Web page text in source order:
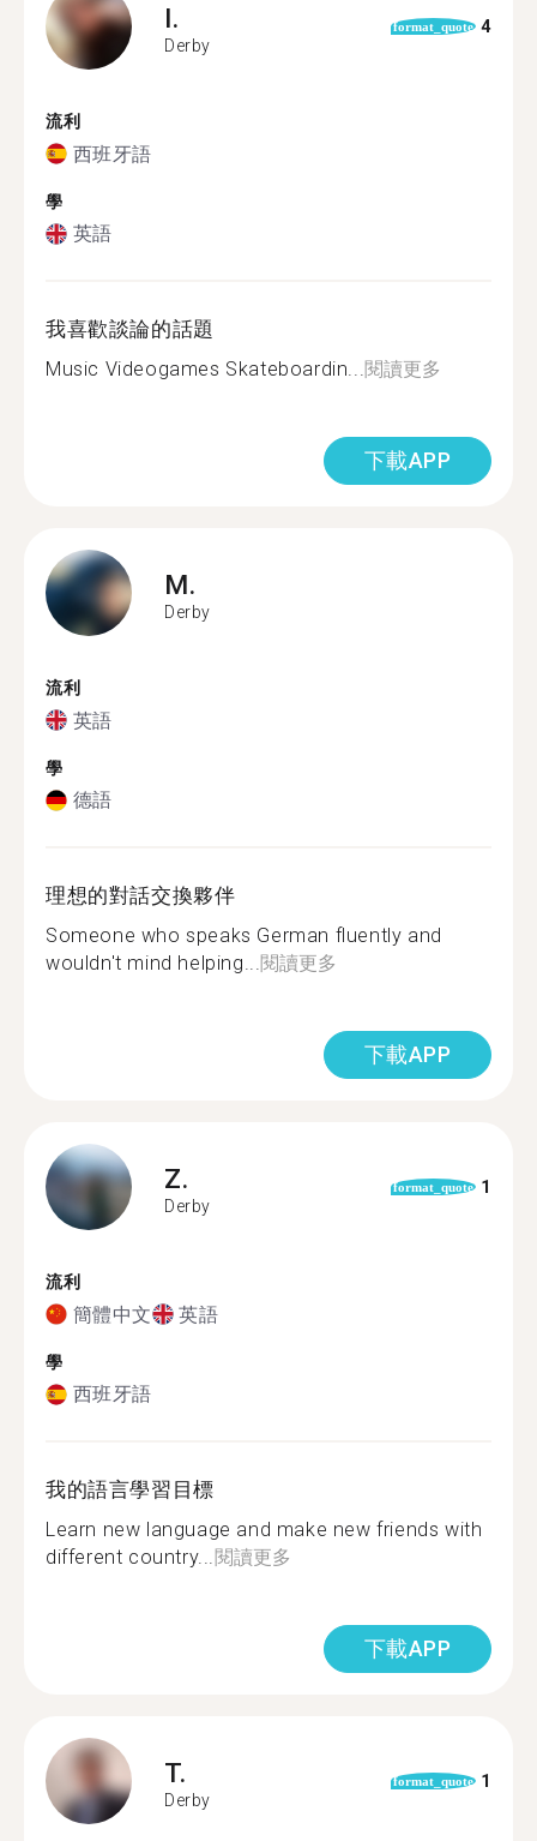
I.
Derby
format_quote 4
流利
西班牙語
學
英語
我喜歡談論的話題
Music Videogames Skateboardin...閱讀更多
下載APP
M.
Derby
流利
英語
學
德語
理想的對話交換夥伴
Someone who speaks German fluently and
wouldn't mind helping...閱讀更多
下載APP
Z.
Derby
format_quote 1
流利
簡體中文 英語
學
西班牙語
我的語言學習目標
Learn new language and make new friends with
different country...閱讀更多
下載APP
T.
Derby
format_quote 1